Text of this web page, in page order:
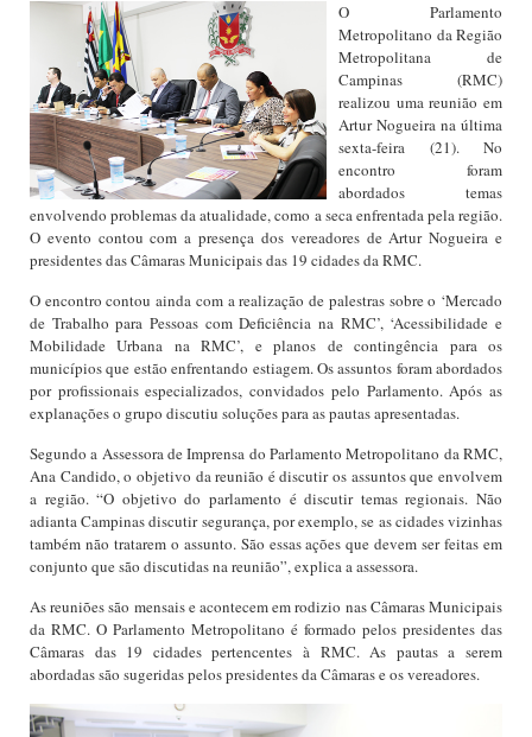
O Parlamento
Metropolitano da Região
Metropolitana de
Campinas (RMC)
realizou uma reunião em
Artur Nogueira na última
sexta-feira (21). No
encontro foram
abordados temas
envolvendo problemas da atualidade, como a seca enfrentada pela região.
O evento contou com a presença dos vereadores de Artur Nogueira e
presidentes das Câmaras Municipais das 19 cidades da RMC.
O encontro contou ainda com a realização de palestras sobre o ‘Mercado
de Trabalho para Pessoas com Deficiência na RMC’, ‘Acessibilidade e
Mobilidade Urbana na RMC’, e planos de contingência para os
municípios que estão enfrentando estiagem. Os assuntos foram abordados
por profissionais especializados, convidados pelo Parlamento. Após as
explanações o grupo discutiu soluções para as pautas apresentadas.
Segundo a Assessora de Imprensa do Parlamento Metropolitano da RMC,
Ana Candido, o objetivo da reunião é discutir os assuntos que envolvem
a região. “O objetivo do parlamento é discutir temas regionais. Não
adianta Campinas discutir segurança, por exemplo, se as cidades vizinhas
também não tratarem o assunto. São essas ações que devem ser feitas em
conjunto que são discutidas na reunião”, explica a assessora.
As reuniões são mensais e acontecem em rodizio nas Câmaras Municipais
da RMC. O Parlamento Metropolitano é formado pelos presidentes das
Câmaras das 19 cidades pertencentes à RMC. As pautas a serem
abordadas são sugeridas pelos presidentes da Câmaras e os vereadores.